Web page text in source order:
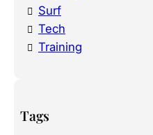
Surf
Tech
Training
Tags